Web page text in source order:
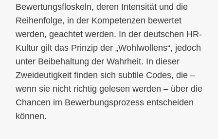
Bewertungsfloskeln, deren Intensität und die
Reihenfolge, in der Kompetenzen bewertet
werden, geachtet werden. In der deutschen HR-
Kultur gilt das Prinzip der „Wohlwollens“, jedoch
unter Beibehaltung der Wahrheit. In dieser
Zweideutigkeit finden sich subtile Codes, die –
wenn sie nicht richtig gelesen werden – über die
Chancen im Bewerbungsprozess entscheiden
können.